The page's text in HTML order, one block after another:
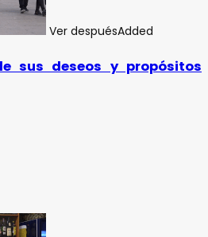
Ver despuésAdded
sus deseos y propósitos